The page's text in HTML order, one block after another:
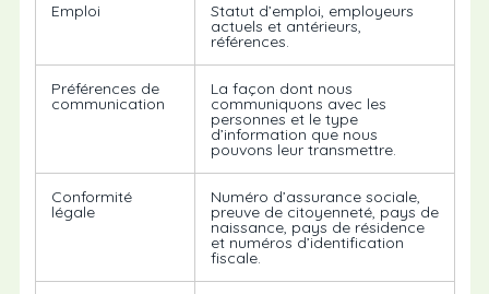
Emploi Statut d’emploi, employeurs
actuels et antérieurs,
références.
Préférences de
communication
La façon dont nous
communiquons avec les
personnes et le type
d’information que nous
pouvons leur transmettre.
Conformité
légale
Numéro d’assurance sociale,
preuve de citoyenneté, pays de
naissance, pays de résidence
et numéros d’identification
fiscale.